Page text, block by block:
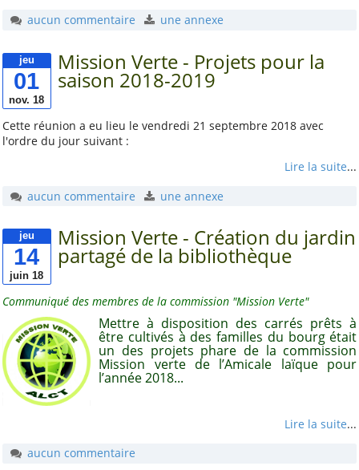
ALCT
autrefois, demain
Mieux nous connaître
Notre projet associatif
2025-2028
Aide pour les voyages
Prêt et location de
matériel
Conseil d'Administration
2026 et répartition des
tâches
Publications
«juillet 2026
13
14 15 16 17 18
19
aucun commentaire
une annexe
jeu
01
nov. 18
Mission Verte - Projets pour la
saison 2018-2019
Cette réunion a eu lieu le vendredi 21 septembre 2018 avec
l'ordre du jour suivant :
Lire la suite...
aucun commentaire
une annexe
jeu
14
juin 18
Mission Verte - Création du jardin
partagé de la bibliothèque
Communiqué des membres de la commission "Mission Verte"
Mettre à disposition des carrés prêts à
être cultivés à des familles du bourg était
un des projets phare de la commission
Mission verte de l’Amicale laïque pour
l’année 2018...
Lire la suite...
aucun commentaire